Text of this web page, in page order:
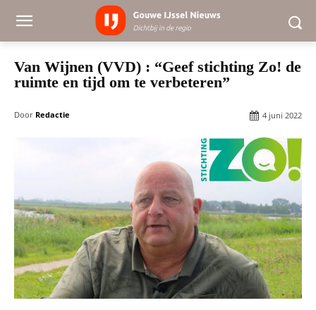
Van Wijnen (VVD) : “Geef stichting Zo! de
ruimte en tijd om te verbeteren”
Door Redactie 4 juni 2022